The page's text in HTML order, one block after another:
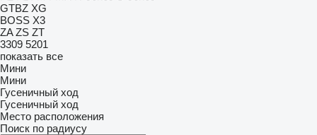
GTBZ XG
BOSS X3
ZA ZS ZT
3309 5201
показать все
Мини
Мини
Гусеничный ход
Гусеничный ход
Место расположения
Поиск по радиусу